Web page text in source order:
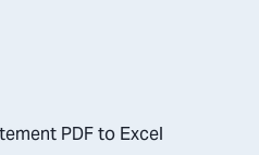
PDF to Excel